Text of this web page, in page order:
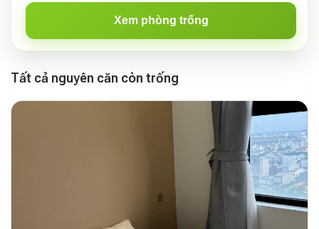
Xem phòng trống
Tất cả nguyên căn còn trống